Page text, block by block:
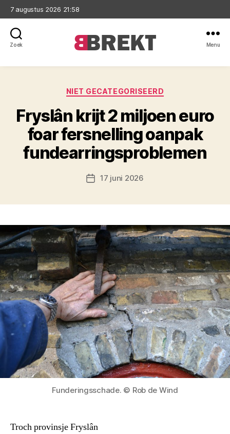
7 augustus 2026 21:58
Zoek Menu
Categorieën
NIET GECATEGORISEERD
Fryslân krijt 2 miljoen euro
foar fersnelling oanpak
fundearringsproblemen
Berichtdatum
17 juni 2026
Funderingsschade. © Rob de Wind
Troch provinsje Fryslân